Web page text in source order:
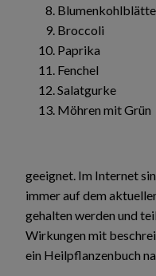
Broccoli
Paprika
Fenchel
Salatgurke
Möhren mit Grün
geeignet. Im Internet
immer auf dem
gehalten werden und
Wirkungen mit
ein Heilpflanzenbuch